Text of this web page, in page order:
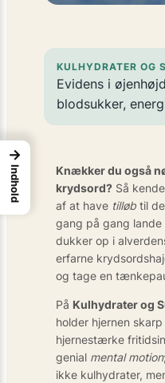
KULHYDRATER OG
Evidens i
blodsukker,
Knækker du også
krydsord? Så
af at have tilløb til
gang på gang
dukker op i
erfarne
og tage en
På Kulhydrater og
holder hjernen
hjernestærke
genial mental motion
ikke kulhydrater,
→
Indhold